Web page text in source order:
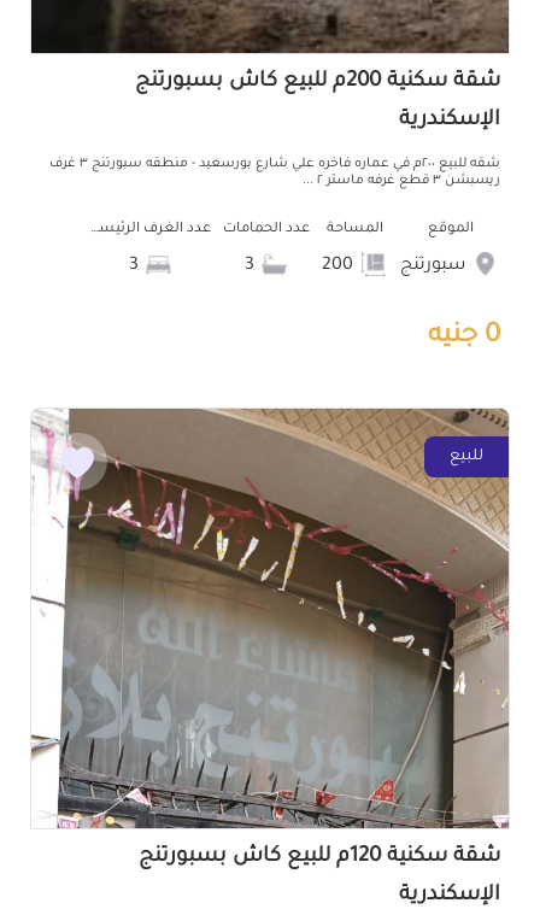
شقة سكنية 200م للبيع كاش بسبورتنج
الإسكندرية
شقه للبيع ٢٠٠م في عماره فاخره علي شارع بورسعيد - منطقه سبورتنج ٣ غرف
ريسبشن ٣ قطع غرفه ماستر ٢ ...
الموقع
سبورتنج
المساحة عدد الحمامات عدد الغرف الرئيسية
0 جنيه
للبيع
شقة سكنية 120م للبيع كاش بسبورتنج
الإسكندرية